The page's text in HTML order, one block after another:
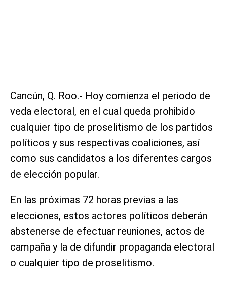
Cancún, Q. Roo.- Hoy comienza el periodo de
veda electoral, en el cual queda prohibido
cualquier tipo de proselitismo de los partidos
políticos y sus respectivas coaliciones, así
como sus candidatos a los diferentes cargos
de elección popular.
En las próximas 72 horas previas a las
elecciones, estos actores políticos deberán
abstenerse de efectuar reuniones, actos de
campaña y la de difundir propaganda electoral
o cualquier tipo de proselitismo.